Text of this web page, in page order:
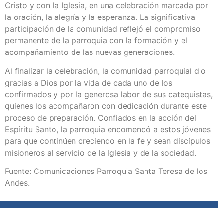
Cristo y con la Iglesia, en una celebración marcada por
la oración, la alegría y la esperanza. La significativa
participación de la comunidad reflejó el compromiso
permanente de la parroquia con la formación y el
acompañamiento de las nuevas generaciones.
Al finalizar la celebración, la comunidad parroquial dio
gracias a Dios por la vida de cada uno de los
confirmados y por la generosa labor de sus catequistas,
quienes los acompañaron con dedicación durante este
proceso de preparación. Confiados en la acción del
Espíritu Santo, la parroquia encomendó a estos jóvenes
para que continúen creciendo en la fe y sean discípulos
misioneros al servicio de la Iglesia y de la sociedad.
Fuente: Comunicaciones Parroquia Santa Teresa de los
Andes.